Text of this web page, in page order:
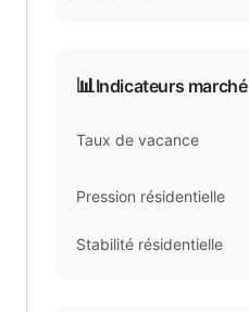
📊Indicateurs marché
Taux de vacance
Pression résidentielle
Stabilité résidentielle